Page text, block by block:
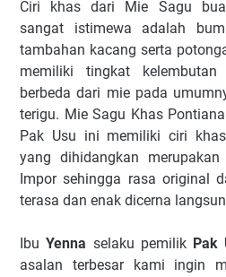
Ciri khas dari Mie Sagu
sangat istimewa adalah
tambahan kacang serta
memiliki tingkat
berbeda dari mie pada
terigu. Mie Sagu Khas
Pak Usu ini memiliki ciri
yang dihidangkan
Impor sehingga rasa original
terasa dan enak dicerna
IbuYenna selaku pemilik Pak
asalan terbesar kami ingin